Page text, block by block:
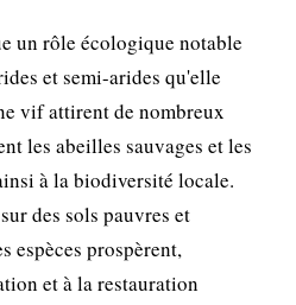
un rôle écologique notable
et semi-arides qu'elle
vif attirent de nombreux
les abeilles sauvages et les
à la biodiversité locale.
des sols pauvres et
espèces prospèrent,
et à la restauration